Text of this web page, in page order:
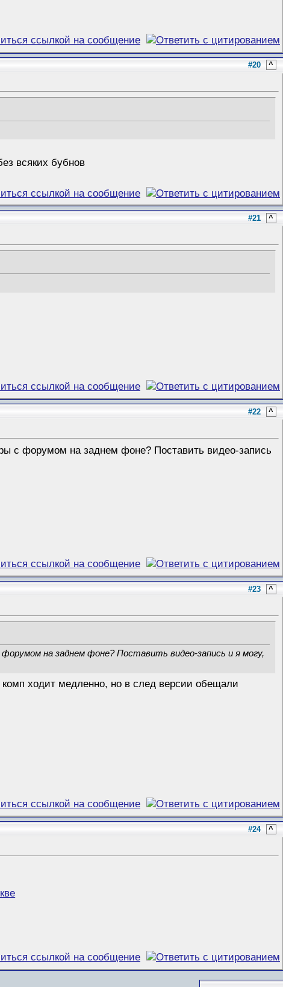
#20 ^
всяких бубнов
#21 ^
#22 ^
с форумом на заднем фоне? Поставить видео-запись
#23 ^
на заднем фоне? Поставить видео-запись и я могу,
комп ходит медленно, но в след версии обещали
#24 ^